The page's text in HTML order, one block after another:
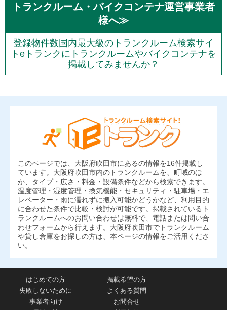
トランクルーム・バイクコンテナ運営事業者
様へ≫
登録物件数国内最大級のトランクルーム検索サイ
トeトランクにトランクルームやバイクコンテナを
掲載してみませんか？
このページでは、大阪府吹田市にあるの情報を16件掲載し
ています。大阪府吹田市内のトランクルームを、町域のほ
か、タイプ・広さ・料金・設備条件などから検索できます。
温度管理・湿度管理・換気機能・セキュリティ・駐車場・エ
レベーター・雨に濡れずに搬入可能かどうかなど、利用目的
に合わせた条件で比較・検討が可能です。掲載されているト
ランクルームへのお問い合わせは無料で、電話または問い合
わせフォームから行えます。大阪府吹田市でトランクルーム
や貸し倉庫をお探しの方は、本ページの情報をご活用くださ
い。
はじめての方
掲載希望の方
失敗しないために
よくある質問
事業者向け
お問合せ